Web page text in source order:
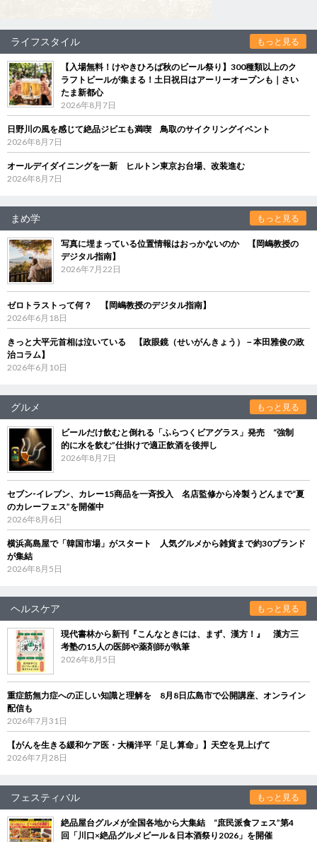
ライフスタイル もっと見る
【入場無料！けやきひろば秋のビール祭り】300種類以上のク
ラフトビールが集まる！土日祝日はアーリーオープンも｜さい
たま新都心
2026年8月7日
日野川の風を感じて絶品ジビエも満喫 鳥取のサイクリングイベント
2026年8月7日
オールデイダイニングを一新 ヒルトン東京お台場、改装進む
2026年8月7日
まめ学 もっと見る
写真に埋まっている位置情報はおっかないのか 【岡嶋教授の
デジタル指南】
2026年7月22日
ゼロトラストって何？ 【岡嶋教授のデジタル指南】
2026年6月18日
きっと大平元首相は泣いている 【政眼鏡（せいがんきょう）－本田雅俊の政
治コラム】
2026年6月10日
グルメ もっと見る
ビールだけ飲むと倒れる「ふらつくビアグラス」発売 “強制
的に水を飲む”仕掛けで適正飲酒を後押し
2026年8月7日
セブン‐イレブン、カレー15商品を一斉投入 名店監修から冷製うどんまで“夏
のカレーフェス”を開催中
2026年8月6日
横浜高島屋で「韓国市場」がスタート 人気グルメから雑貨まで約30ブランド
が集結
2026年8月5日
ヘルスケア もっと見る
現代書林から新刊『こんなときには、まず、漢方！』 漢方三
考塾の15人の医師や薬剤師が執筆
2026年8月5日
重症筋無力症への正しい知識と理解を 8月8日広島市で公開講座、オンライン
配信も
2026年7月31日
【がんを生きる緩和ケア医・大橋洋平「足し算命」】天空を見上げて
2026年7月28日
フェスティバル もっと見る
絶品屋台グルメが全国各地から大集結 “庶民派食フェス”第4
回「川口×絶品グルメビール＆日本酒祭り2026」を開催